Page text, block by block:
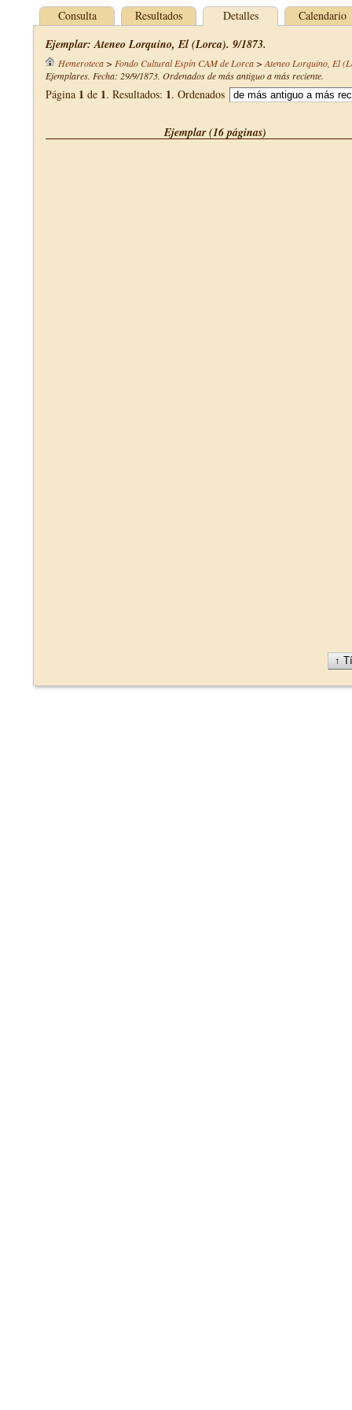
Consulta Resultados Detalles Calendario
Ejemplar: Ateneo Lorquino, El (Lorca). 9/1873.
Hemeroteca> Fondo Cultural Espín CAM de Lorca> Ateneo Lorquino, El
Ejemplares. Fecha: 29/9/1873. Ordenados de más antiguo a más reciente.
Página 1 de 1. Resultados: 1. Ordenados
Ejemplar (16 páginas)